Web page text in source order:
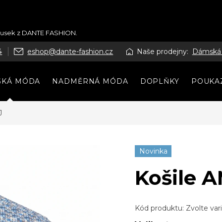
z DANTE FASHION.
eshop@dante-fashion.cz Naše prodejny:
MÓDA NADMĚRNÁ MÓDA DOPLŇKY
Novinka
Košile
Kód produktu: Zvolte